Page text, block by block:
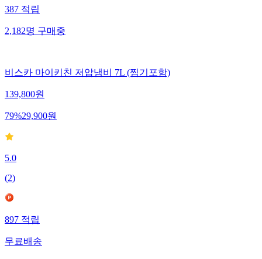
387적립
2,182명구매중
비스카 마이키친 저압냄비 7L (찜기포함)
139,800원
79%29,900원
5.0
(2)
897적립
무료배송